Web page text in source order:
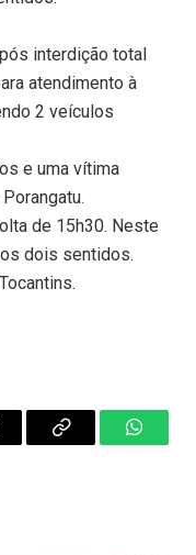
interdição total
atendimento à
2 veículos
e uma vítima
de 15h30. Neste
dois sentidos.
Copy